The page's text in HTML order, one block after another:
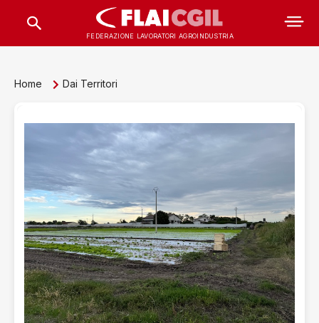
FEDERAZIONE LAVORATORI AGROINDUSTRIA
Home Dai Territori